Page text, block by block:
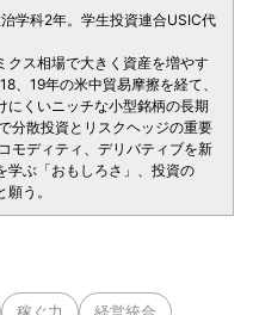
学科2年。学生投資連合USIC代
クス相場で大きく資産を増やす
、19年の米中貿易摩擦を経て、
にくいニッチな小型銘柄の長期
分散投資とリスクヘッジの重要
モディティ、デリバティブを新
学ぶ「おもしろさ」、投資の
う。